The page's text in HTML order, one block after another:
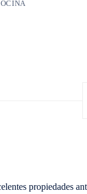
propiedades